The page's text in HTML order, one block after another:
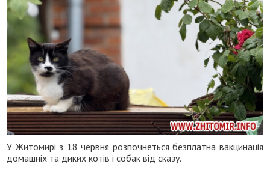
У Житомирі з 18 червня розпочнеться безплатна вакцинація
домашніх та диких котів і собак від сказу.